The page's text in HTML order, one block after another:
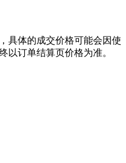
具体的成交价格可能会因使
以订单结算页价格为准。